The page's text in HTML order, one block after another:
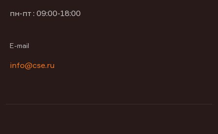
пн-пт : 09:00-18:00
E-mail
info@cse.ru